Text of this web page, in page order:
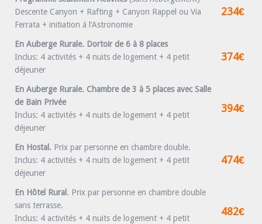
Descente Canyon + Rafting + Canyon Rappel ou Via
Ferrata + initiation á l’Astronomie
234€
En Auberge Rurale. Dortoir de 6 à 8 places
Inclus: 4 activités + 4 nuits de logement + 4 petit
déjeuner
374€
En Auberge Rurale. Chambre de 3 à 5 places avec Salle
de Bain Privée
Inclus: 4 activités + 4 nuits de logement + 4 petit
déjeuner
394€
En Hostal. Prix par personne en chambre double.
Inclus: 4 activités + 4 nuits de logement + 4 petit
déjeuner
474€
En Hôtel Rural . Prix par personne en chambre double
sans terrasse.
Inclus: 4 activités + 4 nuits de logement + 4 petit
482€